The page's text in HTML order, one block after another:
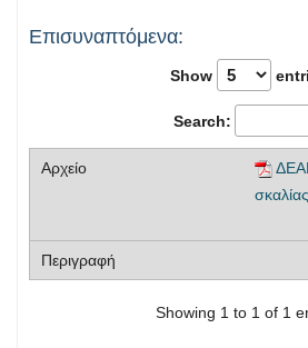
Επισυναπτόμενα:
Show
Search:
Showing 1 to 1 of 1